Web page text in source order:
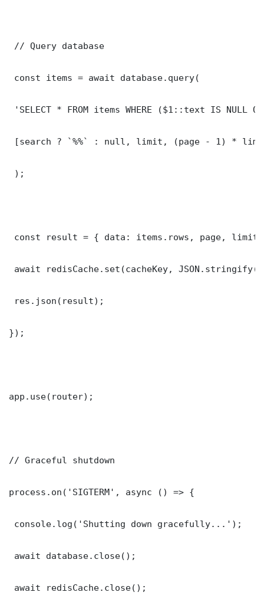
// Query database
const items = await database.query(
'SELECT * FROM items WHERE ($1::text IS NULL
[search ? `%%` : null, limit, (page - 1) *
);
const result = { data: items.rows, page,
await redisCache.set(cacheKey,
res.json(result);
});
app.use(router);
// Graceful shutdown
process.on('SIGTERM', async () => {
console.log('Shutting down gracefully...');
await database.close();
await redisCache.close();